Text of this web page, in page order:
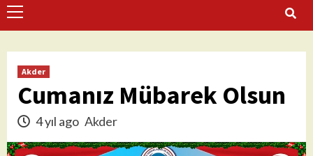
Menu
Akder
Cumanız Mübarek Olsun
4 yıl ago Akder